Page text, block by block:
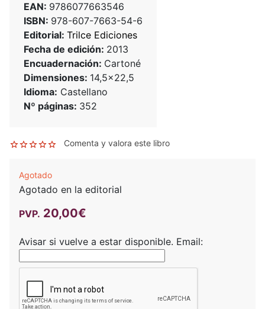
EAN: 9786077663546
ISBN: 978-607-7663-54-6
Editorial: Trilce Ediciones
Fecha de edición: 2013
Encuadernación: Cartoné
Dimensiones: 14,5x22,5
Idioma: Castellano
Nº páginas: 352
Comenta y valora este libro
Agotado
Agotado en la editorial
PVP. 20,00€
Avisar si vuelve a estar disponible. Email: